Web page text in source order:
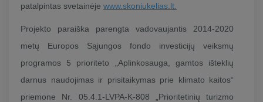
patalpintas svetainėje www.skoniukelias.lt.
Projekto paraiška parengta vadovaujantis 2014-2020
metų Europos Sąjungos fondo investicijų veiksmų
programos 5 prioriteto „Aplinkosauga, gamtos išteklių
darnus naudojimas ir prisitaikymas prie klimato kaitos“
priemone Nr. 05.4.1-LVPA-K-808 „Prioritetinių turizmo